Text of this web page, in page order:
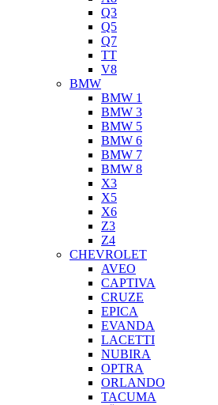
Q3
Q5
Q7
TT
V8
BMW
BMW 1
BMW 3
BMW 5
BMW 6
BMW 7
BMW 8
X3
X5
X6
Z3
Z4
CHEVROLET
AVEO
CAPTIVA
CRUZE
EPICA
EVANDA
LACETTI
NUBIRA
OPTRA
ORLANDO
TACUMA